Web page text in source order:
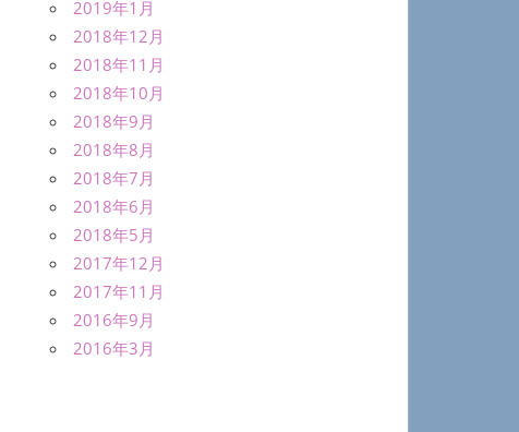
2019年1月
2018年12月
2018年11月
2018年10月
2018年9月
2018年8月
2018年7月
2018年6月
2018年5月
2017年12月
2017年11月
2016年9月
2016年3月